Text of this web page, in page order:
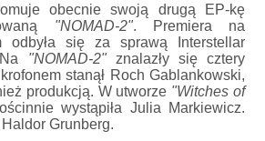
obecnie swoją drugą EP-kę
"NOMAD-2". Premiera na
odbyła się za sprawą Interstellar
"NOMAD-2"znalazły się cztery
stanął Roch Gablankowski,
produkcją. W utworze "Witches of
wystąpiła Julia Markiewicz.
Grunberg.